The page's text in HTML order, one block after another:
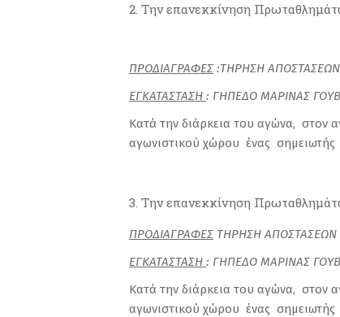
Την επανεκκίνηση
ΠΡΟΔΙΑΓΡΑΦΕΣ :ΤΗΡΗΣΗ
ΕΓΚΑΤΑΣΤΑΣΗ : ΓΗΠΕΔΟ ΜΑΡΙΝΑΣ
Κατά την διάρκεια του αγώνα, στον
αγωνιστικού χώρου ένας σημειωτής
Την επανεκκίνηση
ΠΡΟΔΙΑΓΡΑΦΕΣ ΤΗΡΗΣΗ
ΕΓΚΑΤΑΣΤΑΣΗ : ΓΗΠΕΔΟ ΜΑΡΙΝΑΣ
Κατά την διάρκεια του αγώνα, στον
αγωνιστικού χώρου ένας σημειωτής